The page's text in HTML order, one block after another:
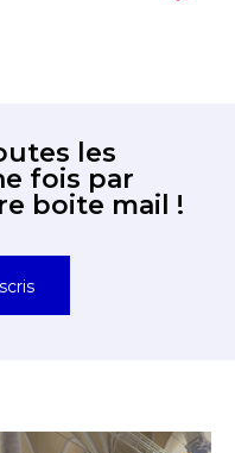
les
fois par
boite mail !